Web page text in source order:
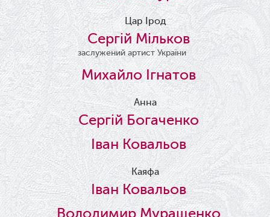
Цар Ірод
Сергій Мільков
заслужений артист України
Михайло Ігнатов
Анна
Сергій Богаченко
Іван Ковальов
Каяфа
Іван Ковальов
Володимир Муращенко